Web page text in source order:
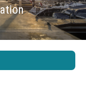
ボート販売